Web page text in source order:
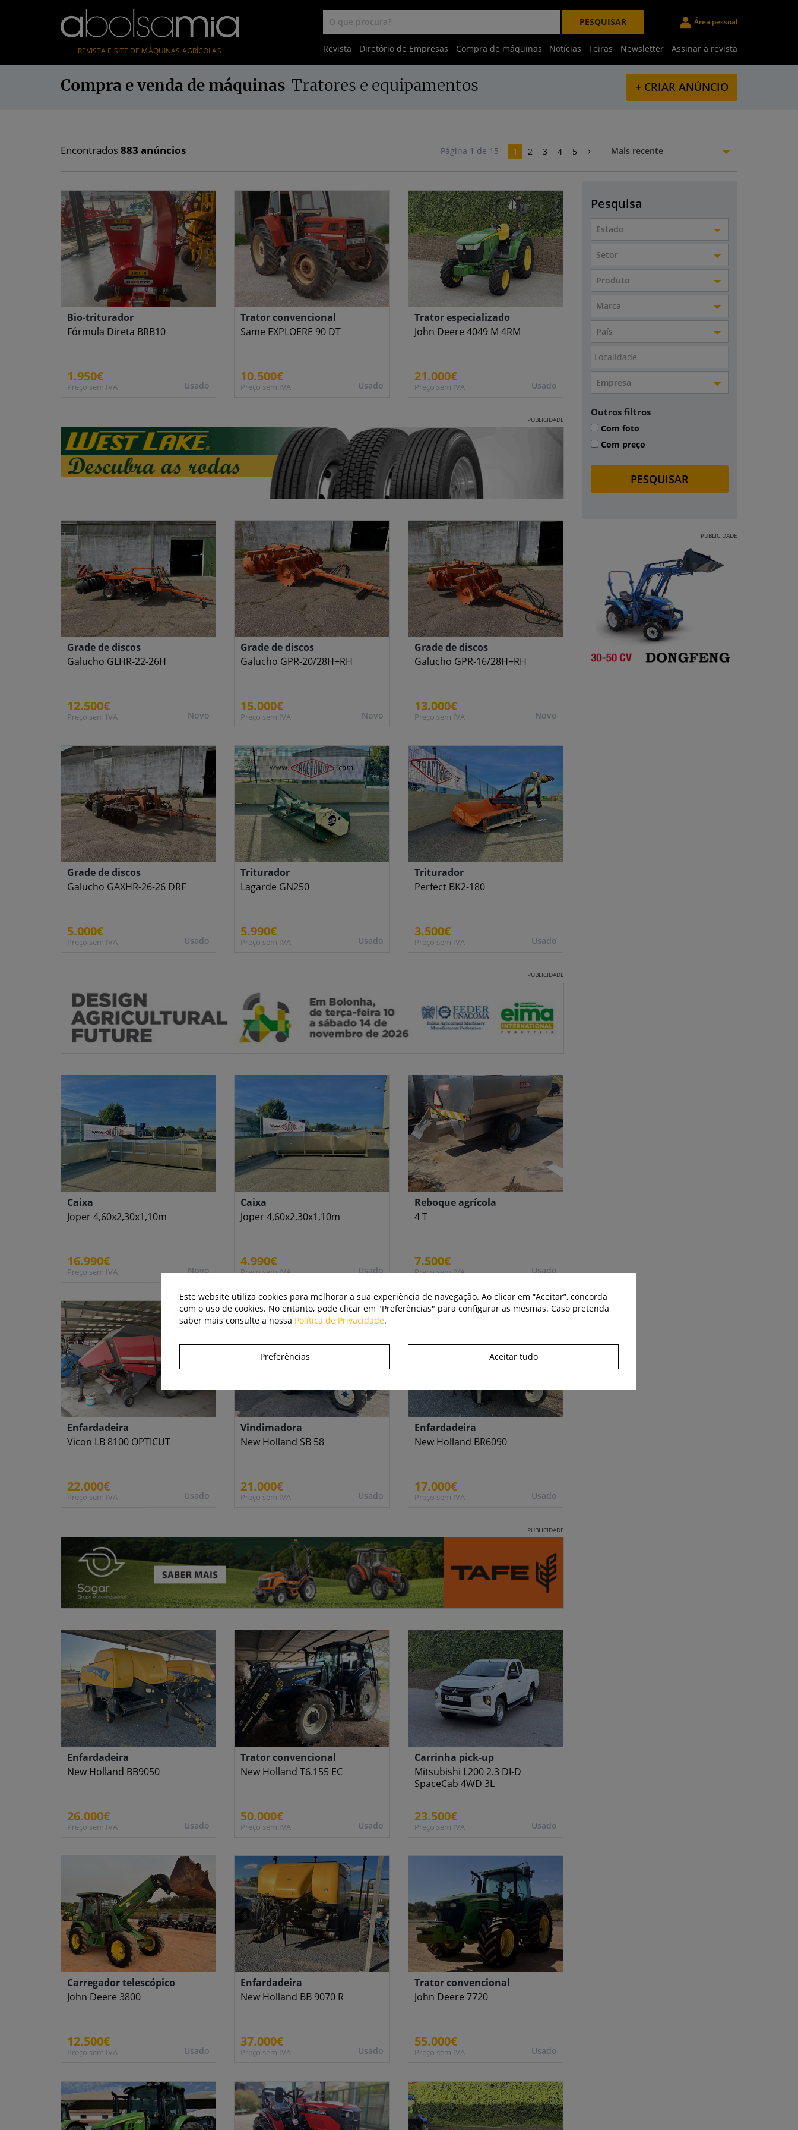
REVISTA E SITE DE MÁQUINAS AGRÍCOLAS
PESQUISAR Área pessoal
Revista Diretório de Empresas Compra de máquinas Notícias Feiras Newsletter Assinar a revista
Compra e venda de máquinas Tratores e equipamentos + CRIAR ANÚNCIO
Encontrados883 anúncios Página 1 de 15 1 2 3 4 5 Mais recente
Usado
Bio-triturador
Fórmula Direta BRB10
1.950€
Preço sem IVA Usado
Trator convencional
Same EXPLOERE 90 DT
10.500€
Preço sem IVA Usado
Trator especializado
John Deere 4049 M 4RM
21.000€
Preço sem IVA
PUBLICIDADE
Novo
Grade de discos
Galucho GLHR-22-26H
12.500€
Preço sem IVA Novo
Grade de discos
Galucho GPR-20/28H+RH
15.000€
Preço sem IVA Novo
Grade de discos
Galucho GPR-16/28H+RH
13.000€
Preço sem IVA
Usado
Grade de discos
Galucho GAXHR-26-26 DRF
5.000€
Preço sem IVA Usado
Triturador
Lagarde GN250
5.990€
Preço sem IVA Usado
Triturador
Perfect BK2-180
3.500€
Preço sem IVA
PUBLICIDADE
Novo
Caixa
Joper 4,60x2,30x1,10m
16.990€
Preço sem IVA Usado
Caixa
Joper 4,60x2,30x1,10m
4.990€
Preço sem IVA Usado
Reboque agrícola
4 T
7.500€
Preço sem IVA
Usado
Enfardadeira
Vicon LB 8100 OPTICUT
22.000€
Preço sem IVA Usado
Vindimadora
New Holland SB 58
21.000€
Preço sem IVA Usado
Enfardadeira
New Holland BR6090
17.000€
Preço sem IVA
PUBLICIDADE
Usado
Enfardadeira
New Holland BB9050
26.000€
Preço sem IVA Usado
Trator convencional
New Holland T6.155 EC
50.000€
Preço sem IVA Usado
Carrinha pick-up
Mitsubishi L200 2.3 DI-D
SpaceCab 4WD 3L
23.500€
Preço sem IVA
Usado
Carregador telescópico
John Deere 3800
12.500€
Preço sem IVA Usado
Enfardadeira
New Holland BB 9070 R
37.000€
Preço sem IVA Usado
Trator convencional
John Deere 7720
55.000€
Preço sem IVA
Pesquisa
Estado
Setor
Produto
Marca
País
Empresa
Outros filtros
Com foto
Com preço
PUBLICIDADE
Este website utiliza cookies para melhorar a sua experiência de navegação. Ao clicar em “Aceitar”, concorda
com o uso de cookies. No entanto, pode clicar em "Preferências" para configurar as mesmas. Caso pretenda
saber mais consulte a nossa Política de Privacidade.
Preferências Aceitar tudo